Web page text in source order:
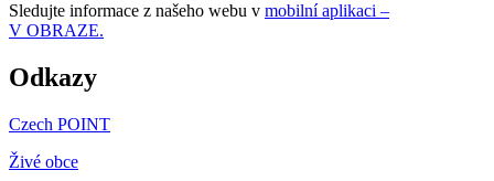
Sledujte informace z našeho webu v mobilní aplikaci –
V OBRAZE.
Odkazy
Czech POINT
Živé obce